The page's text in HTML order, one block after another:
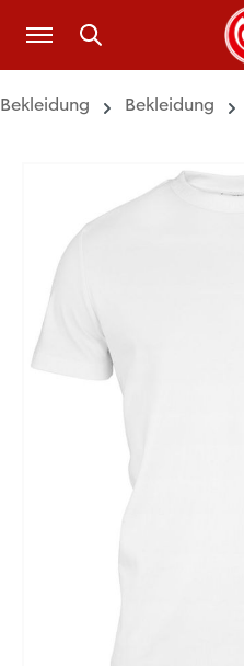
Zum Hauptinhalt springen
Bekleidung Bekleidung